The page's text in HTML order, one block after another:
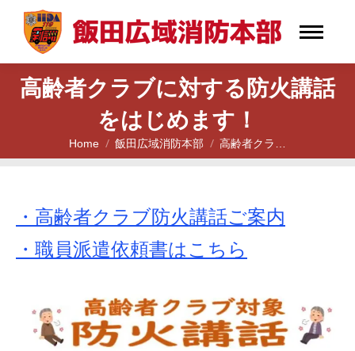
高齢者クラブに対する防火講話
をはじめます！
You are here:
Home 飯田広域消防本部 高齢者クラ…
・高齢者クラブ防火講話ご案内
・職員派遣依頼書はこちら